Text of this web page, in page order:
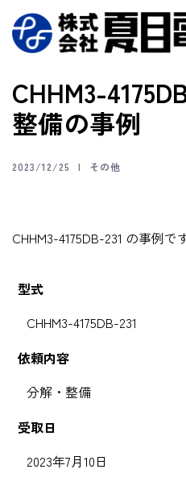
CHHM3-
整備の事例
2023/12/25 その他
CHHM3-4175DB-231 の事例で
型式
CHHM3-4175DB-231
依頼内容
分解・整備
受取日
2023年7月10日